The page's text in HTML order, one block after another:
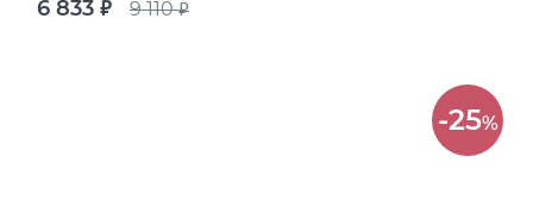
6 833 руб. 9 110руб.
-25%